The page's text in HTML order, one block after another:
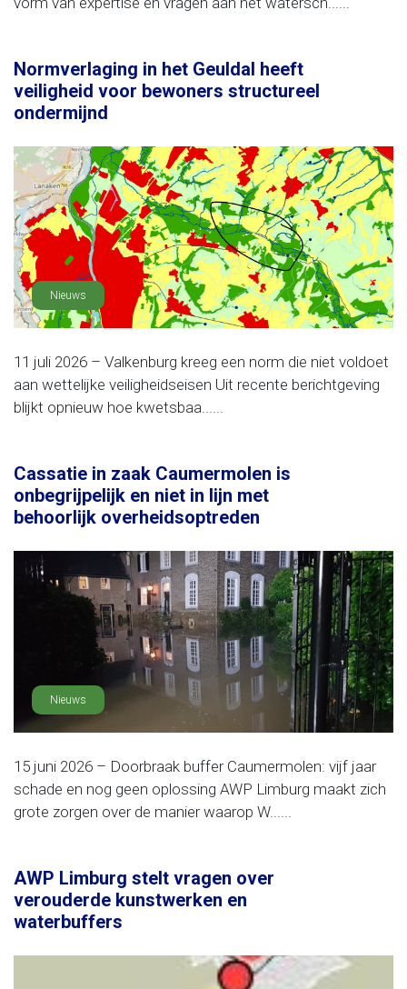
Normverlaging in het Geuldal heeft
veiligheid voor bewoners structureel
ondermijnd
Nieuws
11 juli 2026 – Valkenburg kreeg een norm die niet voldoet
aan wettelijke veiligheidseisen Uit recente berichtgeving
blijkt opnieuw hoe kwetsbaa......
Cassatie in zaak Caumermolen is
onbegrijpelijk en niet in lijn met
behoorlijk overheidsoptreden
Nieuws
15 juni 2026 – Doorbraak buffer Caumermolen: vijf jaar
schade en nog geen oplossing AWP Limburg maakt zich
grote zorgen over de manier waarop W......
AWP Limburg stelt vragen over
verouderde kunstwerken en
waterbuffers